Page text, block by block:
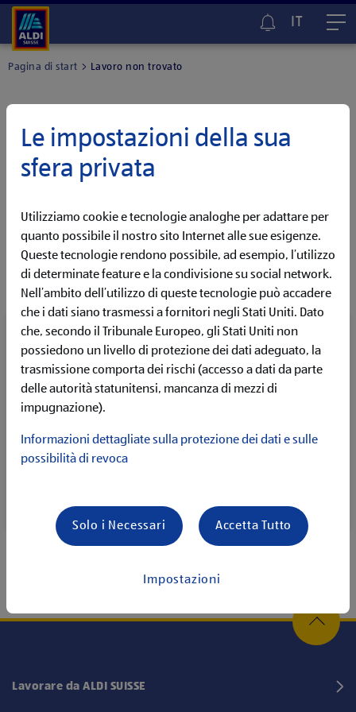
IT
Pagina di start Lavoro non trovato
Annuncio non più disponibile
Ci scusiamo, questa offerta di lavoro non è più disponibile.
Ma non preoccuparti, presso ALDI SUISSE ti aspettano molte
altre interessanti opportunità di lavoro!
Navigazione di carriera
Non sai ancora esattamente qual è il lavoro dei tuoi
personalizzato, veloce e forse proprio quello che fa per
te!
Lavorare da ALDI SUISSE
Le impostazioni della sua
sfera privata
Utilizziamo cookie e tecnologie analoghe per adattare per
quanto possibile il nostro sito Internet alle sue esigenze.
Queste tecnologie rendono possibile, ad esempio, l’utilizzo
di determinate feature e la condivisione su social network.
Nell’ambito dell’utilizzo di queste tecnologie può accadere
che i dati siano trasmessi a fornitori negli Stati Uniti. Dato
che, secondo il Tribunale Europeo, gli Stati Uniti non
possiedono un livello di protezione dei dati adeguato, la
trasmissione comporta dei rischi (accesso a dati da parte
delle autorità statunitensi, mancanza di mezzi di
impugnazione).
Informazioni dettagliate sulla protezione dei dati e sulle
possibilità di revoca
Impostazioni
Solo i Necessari Accetta Tutto